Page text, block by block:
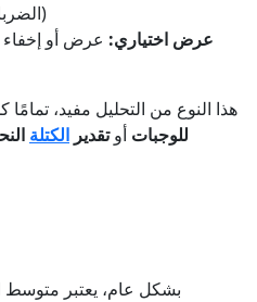
الضربات على الكرات في اللعب)
عرض اختياري: عرض أو
هذا النوع من التحليل مفيد، تمامًا
للوجبات أوتقدير الكتلة